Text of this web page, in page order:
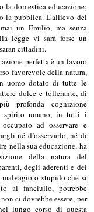
la domestica educazione;
la pubblica. L’allievo del
un Emilio, ma senza
legge vi sarà forse un
cittadini.
perfetta è un lavoro
favorevole della natura,
uomo dotato di tutte le
dolce e tollerante, di
profonda cognizione
spirito umano, in tutti i
ad osservare e
né d’osservarlo, né di
nella sua educazione, ha
della natura del
degli aderenti e dei
o stupido che si
al fanciullo, potrebbe
ci dovrebbe essere, per
lungo corso di questa